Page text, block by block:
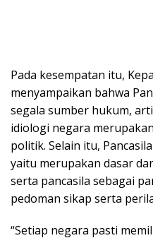
Pada kesempatan itu,
menyampaikan bahwa
segala sumber hukum,
idiologi negara
politik. Selain itu,
yaitu merupakan dasar
serta pancasila sebagai
pedoman sikap serta
“Setiap negara pasti